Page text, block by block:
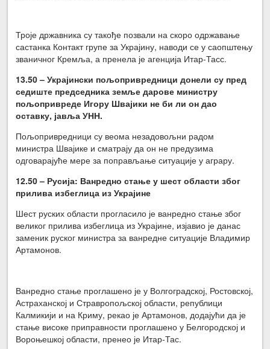
Троје државника су такође позвали на скоро одржавање
састанка Контакт групе за Украјину, наводи се у саопштењу
званичног Кремља, а пренела је агенција Итар-Тасс.
13.50 – Украјински пољопривредници донели су пред
седиште председника земље дарове министру
пољопривреде Игору Швајики не би ли он дао
оставку, јавља УНН.
Пољопривредници су веома незадовољни радом
министра Швајике и сматрају да он не предузима
одговарајуће мере за поправљање ситуације у аграру.
12.50 – Русија: Ванредно стање у шест области због
прилива избеглица из Украјине
Шест руских области прогласило је ванредно стање због
великог прилива избеглица из Украјине, изјавио је данас
заменик руског министра за ванредне ситуације Владимир
Артамонов.
Ванредно стање проглашено је у Волгоградској, Ростовској,
Астраханској и Стравропољској области, републици
Калмикији и на Криму, рекао је Артамонов, додајући да је
стање високе приправности проглашено у Белгородској и
Вороњешкој области, пренео је Итар-Тас.